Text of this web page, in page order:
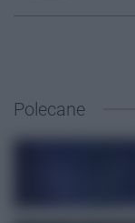
Polecane